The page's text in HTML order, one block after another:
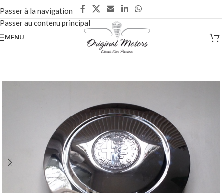
Passer à la navigation
Passer au contenu principal
MENU